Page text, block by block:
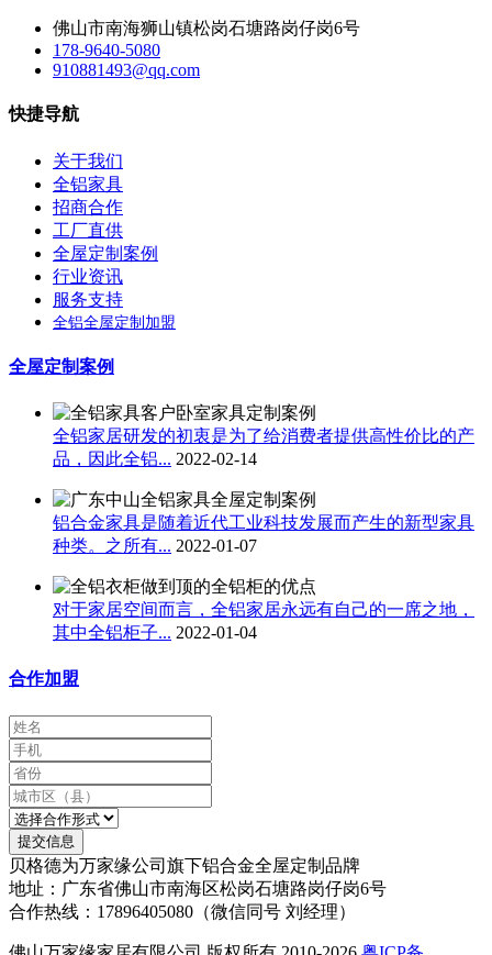
佛山市南海狮山镇松岗石塘路岗仔岗6号
178-9640-5080
910881493@qq.com
快捷导航
关于我们
全铝家具
招商合作
工厂直供
全屋定制案例
行业资讯
服务支持
全铝全屋定制加盟
全屋定制案例
全铝家居研发的初衷是为了给消费者提供高性价比的产
品，因此全铝... 2022-02-14
铝合金家具是随着近代工业科技发展而产生的新型家具
种类。之所有... 2022-01-07
对于家居空间而言，全铝家居永远有自己的一席之地，
其中全铝柜子... 2022-01-04
合作加盟
提交信息
贝格德为万家缘公司旗下铝合金全屋定制品牌
地址：广东省佛山市南海区松岗石塘路岗仔岗6号
合作热线：17896405080（微信同号 刘经理）